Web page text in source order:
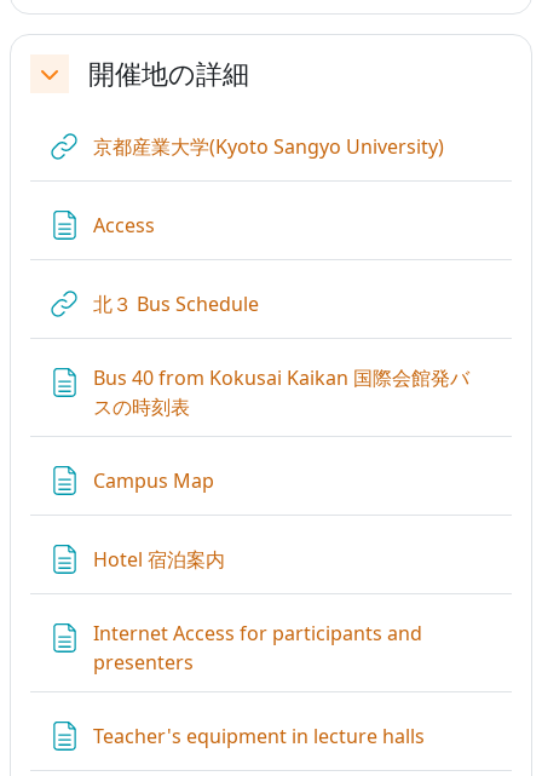
折りたたむ開催地の詳細
京都産業大学(Kyoto Sangyo University)URL
Access
北３ Bus ScheduleURL
Bus 40 from Kokusai Kaikan 国際会館発バ
スの時刻表
Campus Map
Hotel 宿泊案内
Internet Access for participants and
presenters
Teacher's equipment in lecture halls